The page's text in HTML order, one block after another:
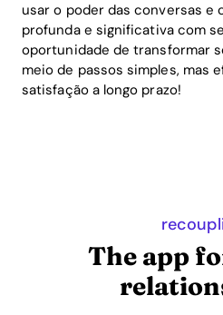
usar o poder das conversas e
profunda e significativa com
oportunidade de transformar
meio de passos simples, mas
satisfação a longo prazo!
The app